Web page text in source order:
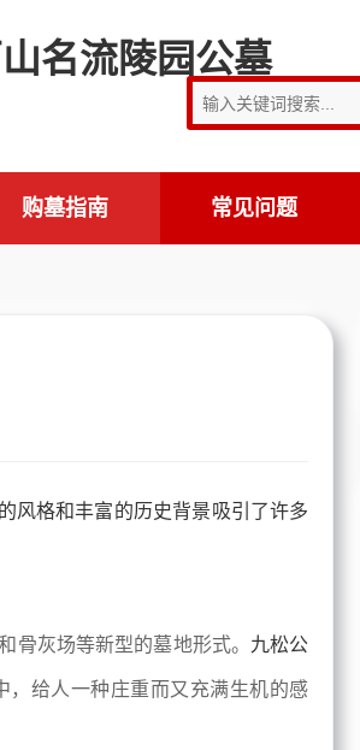
购墓指南 常见问题
风格和丰富的历史背景吸引了许多
骨灰场等新型的墓地形式。 九松公
，给人一种庄重而又充满生机的感